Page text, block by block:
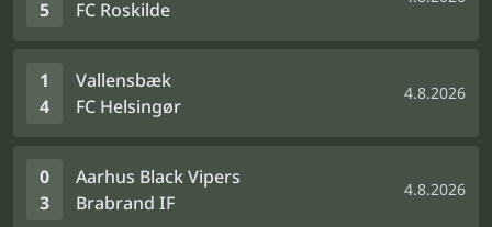
5
FC Roskilde
1
4
Vallensbæk
FC Helsingør
4.8.2026
0
3
Aarhus Black Vipers
Brabrand IF
4.8.2026